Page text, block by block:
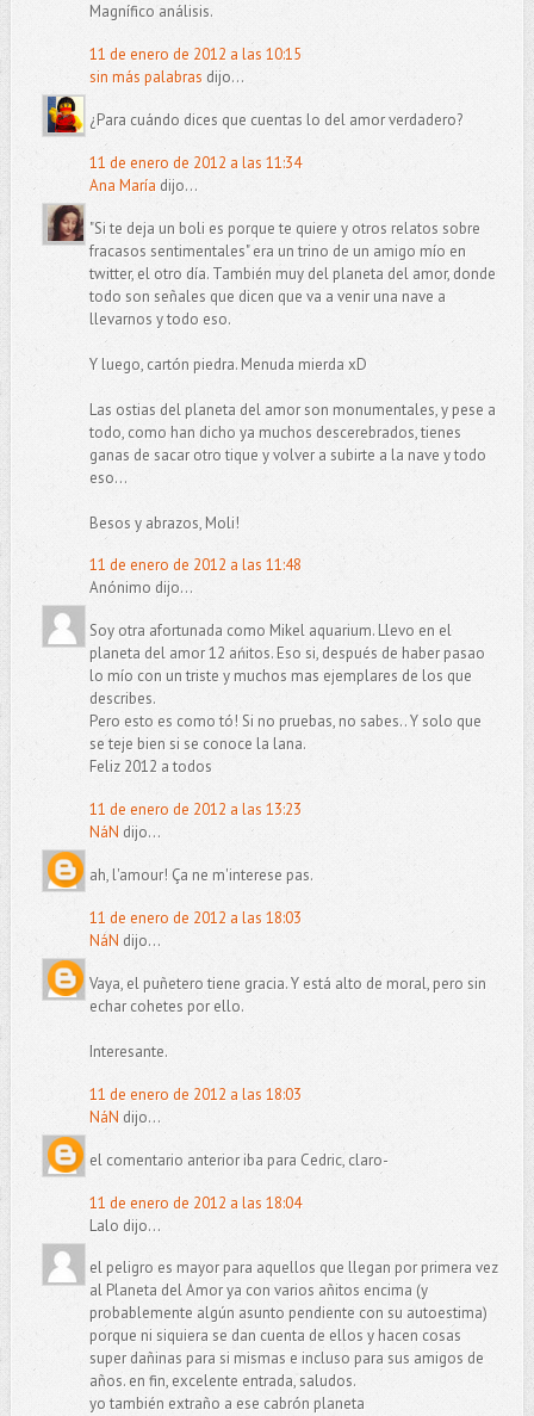
Magnífico análisis.
11 de enero de 2012 a las 10:15
sin más palabras dijo...
¿Para cuándo dices que cuentas lo del amor verdadero?
11 de enero de 2012 a las 11:34
Ana María dijo...
"Si te deja un boli es porque te quiere y otros relatos sobre
fracasos sentimentales" era un trino de un amigo mío en
twitter, el otro día. También muy del planeta del amor, donde
todo son señales que dicen que va a venir una nave a
llevarnos y todo eso.
Y luego, cartón piedra. Menuda mierda xD
Las ostias del planeta del amor son monumentales, y pese a
todo, como han dicho ya muchos descerebrados, tienes
ganas de sacar otro tique y volver a subirte a la nave y todo
eso...
Besos y abrazos, Moli!
11 de enero de 2012 a las 11:48
Anónimo dijo...
Soy otra afortunada como Mikel aquarium. Llevo en el
planeta del amor 12 ańitos. Eso si, después de haber pasao
lo mío con un triste y muchos mas ejemplares de los que
describes.
Pero esto es como tó! Si no pruebas, no sabes.. Y solo que
se teje bien si se conoce la lana.
Feliz 2012 a todos
11 de enero de 2012 a las 13:23
NáN dijo...
ah, l'amour! Ça ne m'interese pas.
11 de enero de 2012 a las 18:03
NáN dijo...
Vaya, el puñetero tiene gracia. Y está alto de moral, pero sin
echar cohetes por ello.
Interesante.
11 de enero de 2012 a las 18:03
NáN dijo...
el comentario anterior iba para Cedric, claro-
11 de enero de 2012 a las 18:04
Lalo dijo...
el peligro es mayor para aquellos que llegan por primera vez
al Planeta del Amor ya con varios añitos encima (y
probablemente algún asunto pendiente con su autoestima)
porque ni siquiera se dan cuenta de ellos y hacen cosas
super dañinas para si mismas e incluso para sus amigos de
años. en fin, excelente entrada, saludos.
yo también extraño a ese cabrón planeta